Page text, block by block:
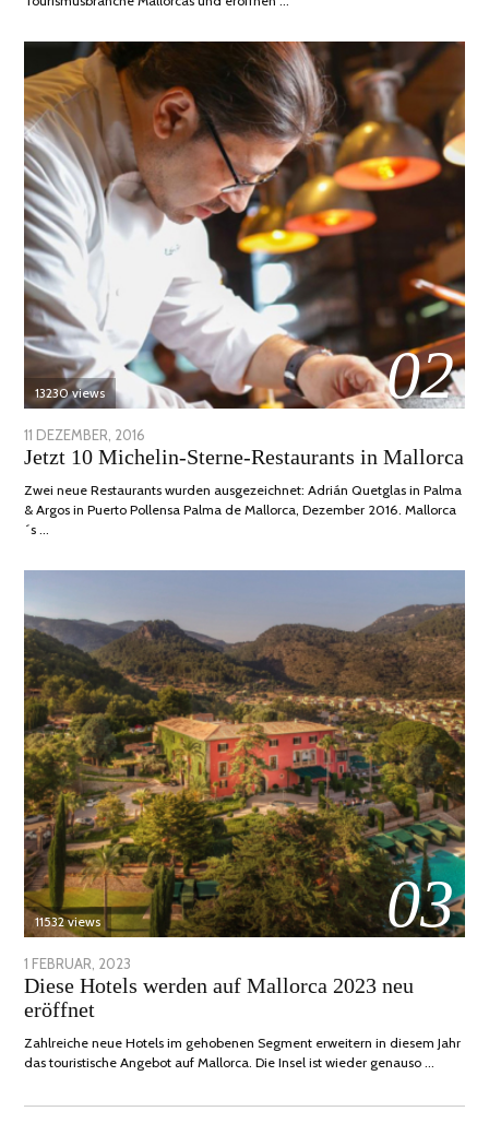
02
13230 views
POSTED
ON
11 DEZEMBER, 2016
JUNI,
Jetzt 10 Michelin-Sterne-Restaurants in Mallorca
Zwei neue Restaurants wurden ausgezeichnet: Adrián Quetglas in Palma
& Argos in Puerto Pollensa Palma de Mallorca, Dezember 2016. Mallorca
´s …
03
11532 views
POSTED
ON
1 FEBRUAR, 2023
FEBRUAR,
Diese Hotels werden auf Mallorca 2023 neu
eröffnet
Zahlreiche neue Hotels im gehobenen Segment erweitern in diesem Jahr
das touristische Angebot auf Mallorca. Die Insel ist wieder genauso …